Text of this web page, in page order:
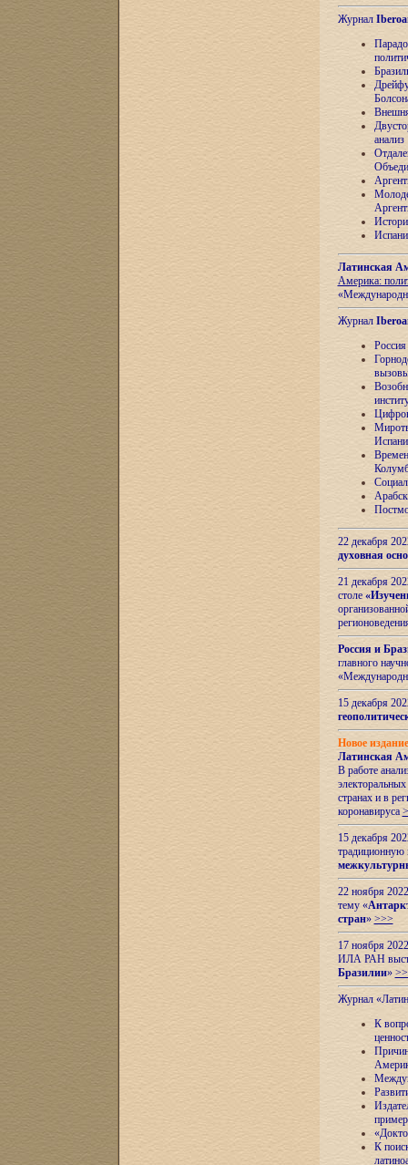
Журнал
анализ
Латинская
Америка:
Журнал
22 декабря
духовная
21 декабря
столе
Россия и
главного
15 декабря
Новое
Латинская
В работе
странах и в
коронавируса
15 декабря
22 ноября
тему «
стран» >>>
17 ноября
ИЛА РАН
Бразилии»
Журнал
К
К